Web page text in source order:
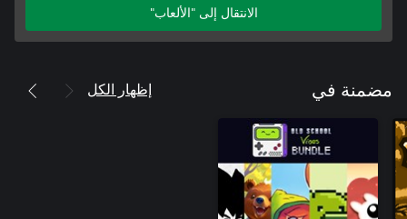
الانتقال إلى "الألعاب"
مضمنة في إظهار الكل